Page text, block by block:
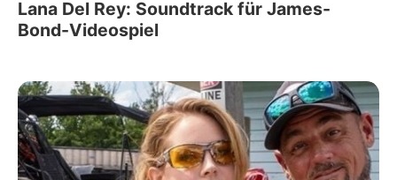
Lana Del Rey: Soundtrack für James-
Bond-Videospiel